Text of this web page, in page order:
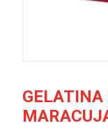
GELATINA